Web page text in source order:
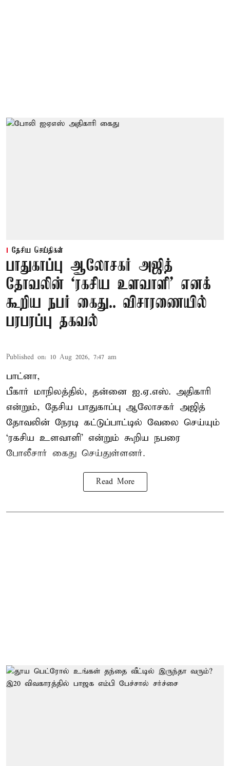
தேசிய செய்திகள்
பாதுகாப்பு ஆலோசகர் அஜித்
தோவலின் ‘ரகசிய உளவாளி’ எனக்
கூறிய நபர் கைது.. விசாரணையில்
பரபரப்பு தகவல்
Published on: 10 Aug 2026, 7:47 am
பாட்னா,
பீகார் மாநிலத்தில், தன்னை ஐ.ஏ.எஸ். அதிகாரி
என்றும், தேசிய பாதுகாப்பு ஆலோசகர் அஜித்
தோவலின் நேரடி கட்டுப்பாட்டில் வேலை செய்யும்
‘ரகசிய உளவாளி’ என்றும் கூறிய நபரை
போலீசார் கைது செய்துள்ளனர்.
Read More